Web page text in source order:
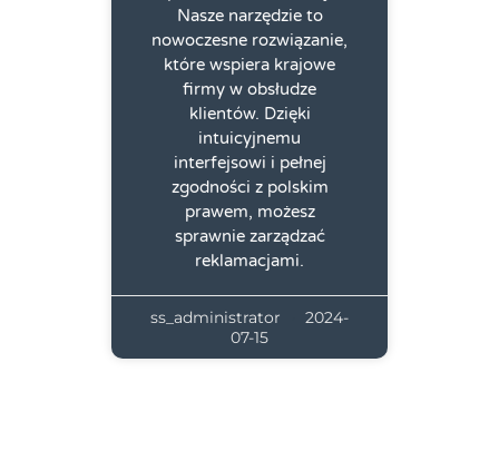
Nasze narzędzie to
nowoczesne rozwiązanie,
które wspiera krajowe
firmy w obsłudze
klientów. Dzięki
intuicyjnemu
interfejsowi i pełnej
zgodności z polskim
prawem, możesz
sprawnie zarządzać
reklamacjami.
ss_administrator
2024-
07-15